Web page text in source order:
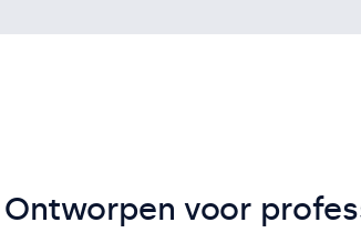
Ontworpen voor